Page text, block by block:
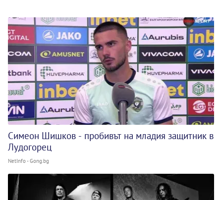
Симеон Шишков - пробивът на младия защитник в
Лудогорец
NetInfo - Gong.bg